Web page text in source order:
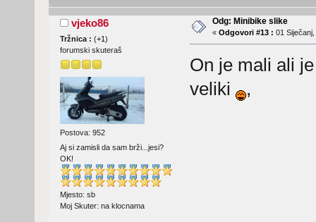
vjeko86
Tržnica : (+1)
forumski skuteraš
Postova: 952
Aj si zamisli da sam brži...jesi?
OK!
Mjesto: sb
Moj Skuter: na klocnama
Odg: Minibike slike
« Odgovori #13 : 01
On je mali ali
veliki
,